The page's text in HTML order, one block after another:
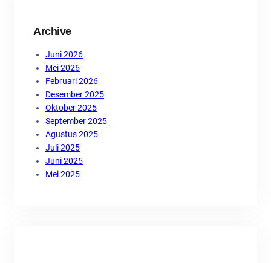
Archive
Juni 2026
Mei 2026
Februari 2026
Desember 2025
Oktober 2025
September 2025
Agustus 2025
Juli 2025
Juni 2025
Mei 2025